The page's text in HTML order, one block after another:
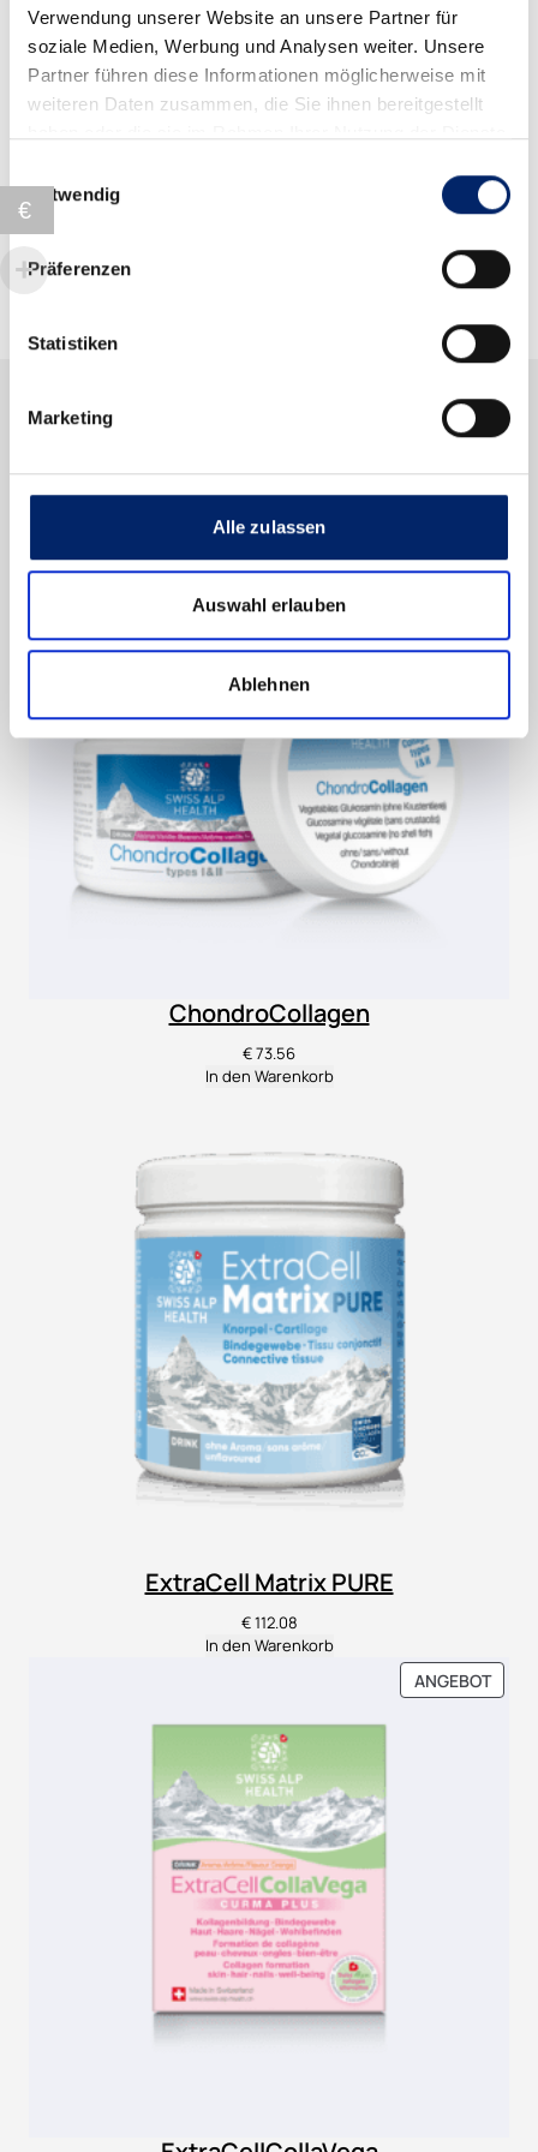
Verwendung unserer Website an unsere Partner für
soziale Medien, Werbung und Analysen weiter. Unsere
Partner führen diese Informationen möglicherweise mit
weiteren Daten zusammen, die Sie ihnen bereitgestellt
Notwendig
Präferenzen
Statistiken
Marketing
Alle zulassen
Auswahl erlauben
Ablehnen
Application & Additional Information
Produits similaires
ChondroCollagen
€73.56
In den Warenkorb
ExtraCell Matrix PURE
€112.08
In den Warenkorb
ANGEBOT
IM
€